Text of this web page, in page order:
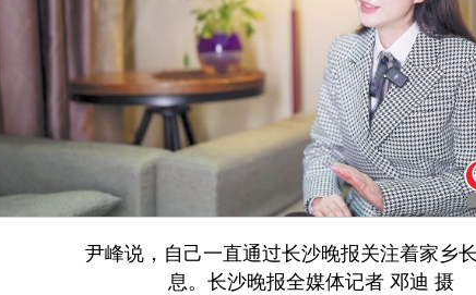
尹峰说，自己一直通过长沙晚报关注着家乡
息。长沙晚报全媒体记者 邓迪 摄